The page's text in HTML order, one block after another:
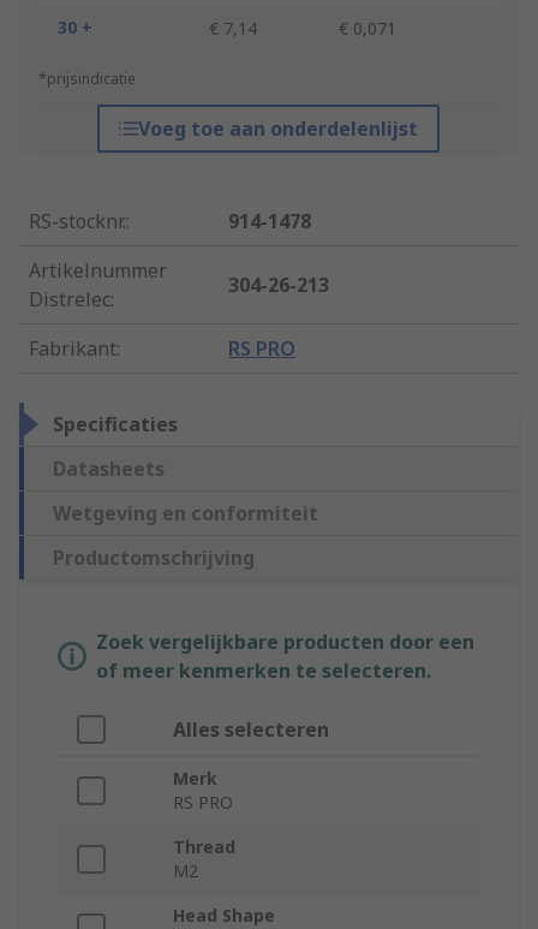
30 +
€ 7,14 € 0,071
*prijsindicatie
Voeg toe aan onderdelenlijst
RS-stocknr.:
914-1478
Artikelnummer
Distrelec:
304-26-213
Fabrikant: RS PRO
Specificaties
Datasheets
Wetgeving en conformiteit
Productomschrijving
Zoek vergelijkbare producten door een
of meer kenmerken te selecteren.
Alles selecteren
Merk
RS PRO
Thread
M2
Head Shape